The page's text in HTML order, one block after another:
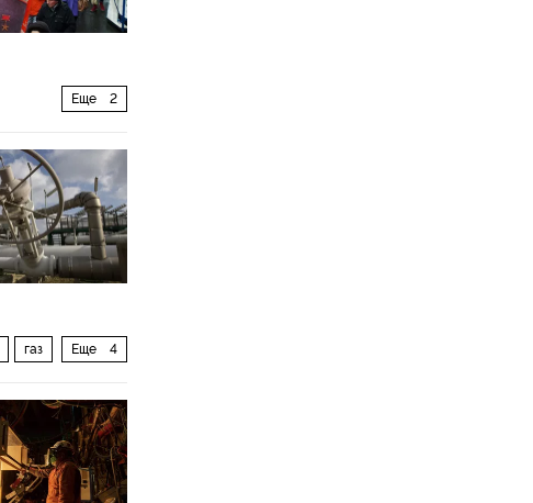
Еще 2
Еще 4
газ